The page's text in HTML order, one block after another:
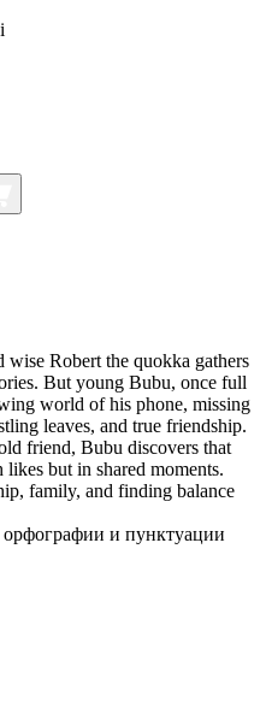
wise Robert the quokka gathers
But young Bubu, once full
world of his phone, missing
leaves, and true friendship.
friend, Bubu discovers that
likes but in shared moments.
family, and finding balance
орфографии и пунктуации